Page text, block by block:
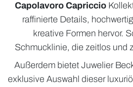
Capolavoro Capriccio
raffinierte Details,
kreative Formen hervor.
Schmucklinie, die zeitlos und
Außerdem bietet Juwelier
exklusive Auswahl dieser